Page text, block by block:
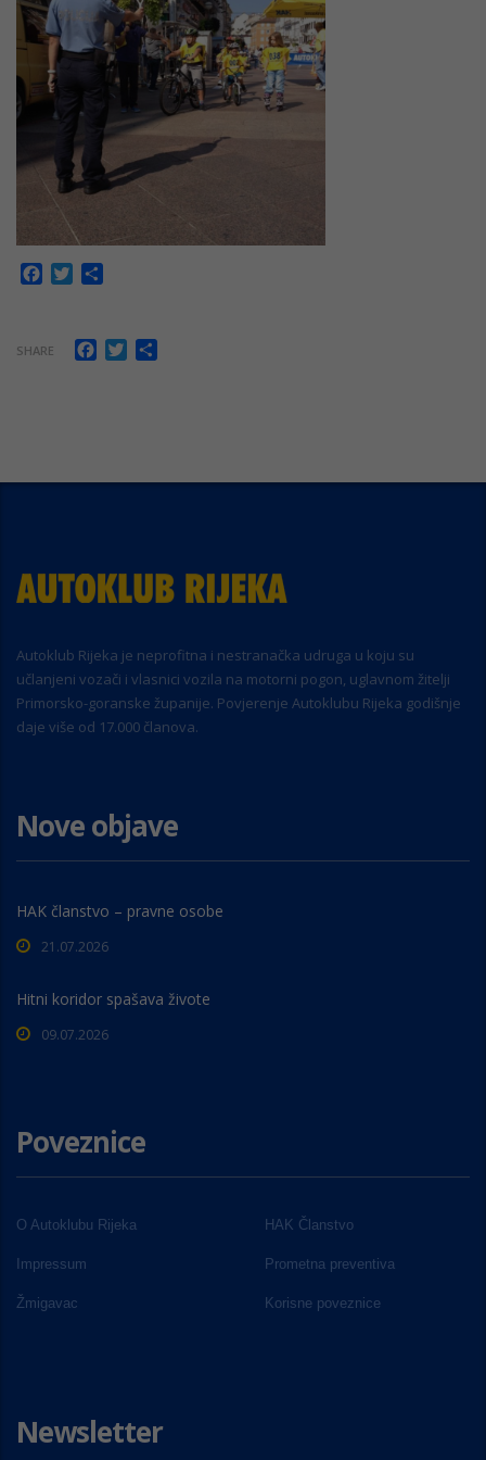
Facebook
Twitter
SHARE Facebook
Twitter
Autoklub Rijeka je neprofitna i nestranačka udruga u koju su
učlanjeni vozači i vlasnici vozila na motorni pogon, uglavnom žitelji
Primorsko-goranske županije. Povjerenje Autoklubu Rijeka godišnje
daje više od 17.000 članova.
Nove objave
HAK članstvo – pravne osobe
21.07.2026
Hitni koridor spašava živote
09.07.2026
Poveznice
O Autoklubu Rijeka HAK Članstvo
Impressum Prometna preventiva
Žmigavac Korisne poveznice
Newsletter